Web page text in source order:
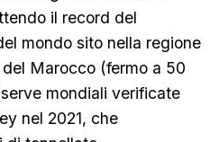
il record del
mondo sito nella regione
Marocco (fermo a 50
mondiali verificate
nel 2021, che